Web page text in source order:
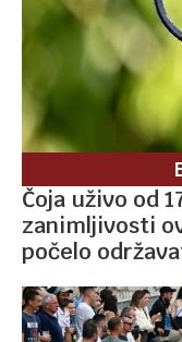
Čoja uživo od
zanimljivosti
počelo